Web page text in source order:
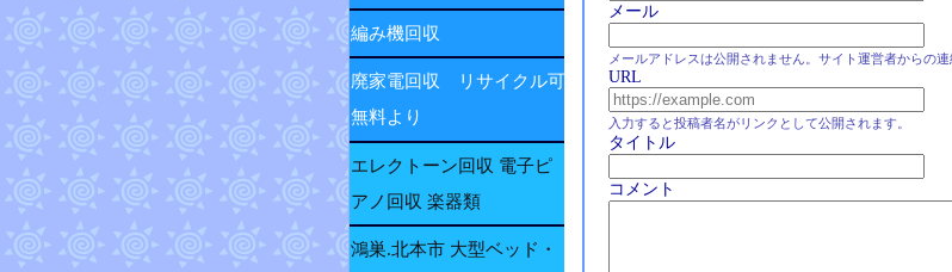
メール
メールアドレスは公開されません。サイト運営者からの
URL
入力すると投稿者名がリンクとして公開されます。
タイトル
コメント
編み機回収
廃家電回収 リサイクル可
無料より
エレクトーン回収 電子ピ
アノ回収 楽器類
鴻巣.北本市 大型ベッド・